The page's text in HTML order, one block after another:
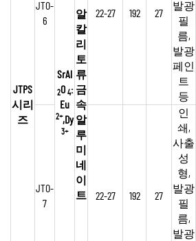
JTPS
시리
즈
SrAl
2O 4:
Eu
2+,Dy
3+
알
칼
리
토
류
금
속
알
루
미
네
이
트
JTO-
6
22-27 192 27
발광
필
름,
발광
페인
트
등
JTO-
7
22-27 192 27
인
쇄,
사출
성
형,
발광
필
름,
발광